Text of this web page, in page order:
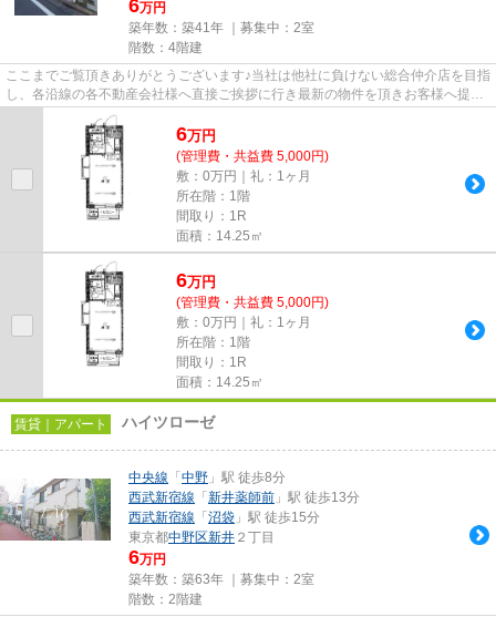
6万円
築年数：築41年 ｜募集中： 2室
階数：4階建
ここまでご覧頂きありがとうございます♪当社は他社に負けない総合仲介店を目指
し、各沿線の各不動産会社様へ直接ご挨拶に行き最新の物件を頂きお客様へ提供
しております！最新の情報は...
6万円
(管理費・共益費 5,000円)
敷：0万円｜礼：1ヶ月
所在階：1階
間取り：1R
面積：14.25㎡
6万円
(管理費・共益費 5,000円)
敷：0万円｜礼：1ヶ月
所在階：1階
間取り：1R
面積：14.25㎡
賃貸｜アパート ハイツローゼ
中央線 「 中野 」駅 徒歩8分
西武新宿線 「 新井薬師前 」駅 徒歩13分
西武新宿線 「 沼袋 」駅 徒歩15分
東京都中野区新井 ２丁目
6万円
築年数：築63年 ｜募集中： 2室
階数：2階建